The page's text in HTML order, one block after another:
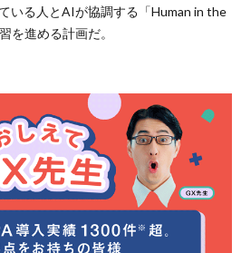
いる人とAIが協調する「Human in the
を進める計画だ。